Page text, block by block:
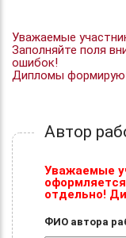
Уважаемые
Заполняйте поля
ошибок!
Дипломы
Автор
Уважаемые
отдельно!
ФИО автора